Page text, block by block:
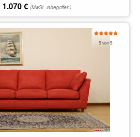
1.070€ (MwSt. inbegriffen)
5 von 5